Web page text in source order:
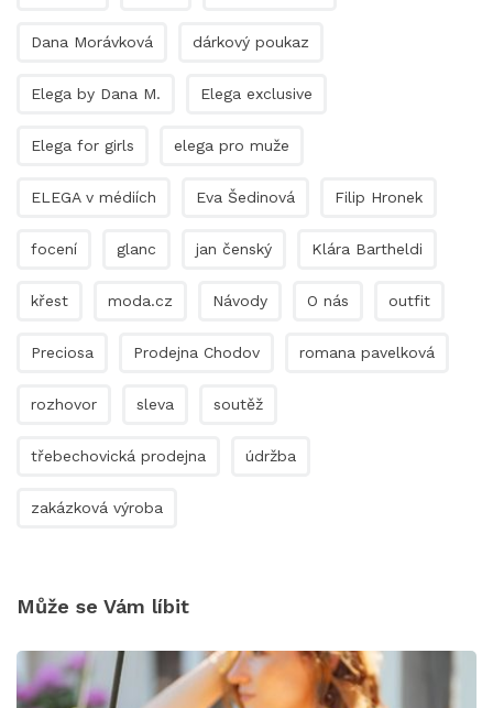
Dana Morávková dárkový poukaz
Elega by Dana M. Elega exclusive
Elega for girls elega pro muže
ELEGA v médiích Eva Šedinová Filip Hronek
focení glanc jan čenský Klára Bartheldi
křest moda.cz Návody O nás outfit
Preciosa Prodejna Chodov romana pavelková
rozhovor sleva soutěž
třebechovická prodejna údržba
zakázková výroba
Může se Vám líbit